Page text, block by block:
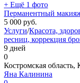
+ Ещё 1 фото
Перманентный
5 000 руб.
Услуги/Красота,
ресниц, коррекция
9 дней
0
Костромская область,
Яна Калинина